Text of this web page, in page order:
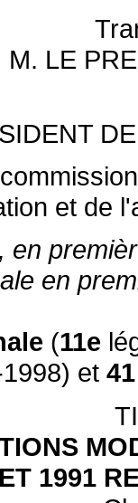
M. LE
et de
en
en
(11e
et
1991